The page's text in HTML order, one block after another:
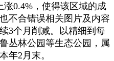
0.4%，使得该区域的成
不合错误相关图片及内容
3个月削减。以精细到每
丛林公园等生态公园，属
年2月末。